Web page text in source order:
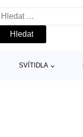
Vyhledávání
SVÍTIDLA